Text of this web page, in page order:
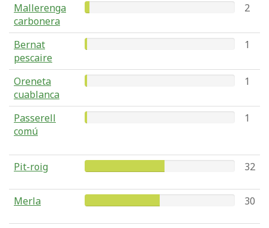
Mallerenga
carbonera
2
Bernat
pescaire
1
Oreneta
cuablanca
1
Passerell
comú
1
Pit-roig 32
Merla 30